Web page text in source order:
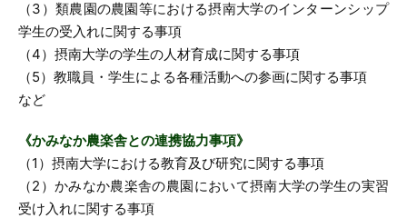
（3）類農園の農園等における摂南大学のインターンシップ
学生の受入れに関する事項
（4）摂南大学の学生の人材育成に関する事項
（5）教職員・学生による各種活動への参画に関する事項
など
《かみなか農楽舎との連携協力事項》
（1）摂南大学における教育及び研究に関する事項
（2）かみなか農楽舎の農園において摂南大学の学生の実習
受け入れに関する事項